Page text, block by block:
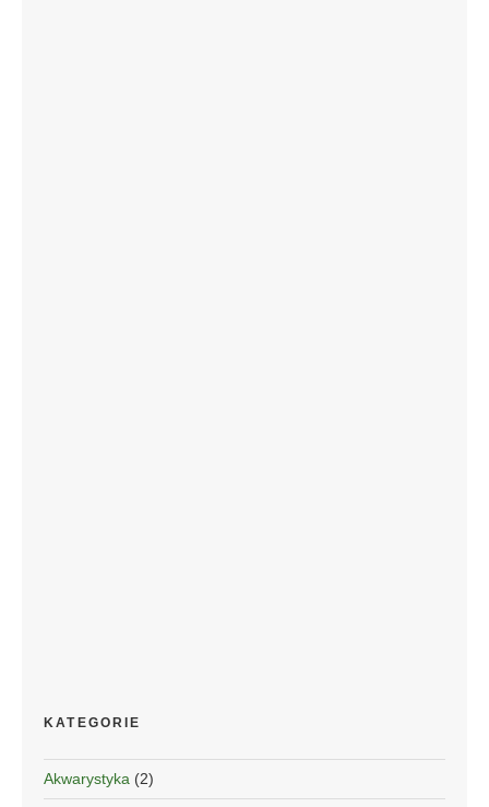
KATEGORIE
Akwarystyka (2)